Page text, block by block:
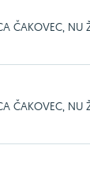
ČAKOVEC, NU
ČAKOVEC, NU